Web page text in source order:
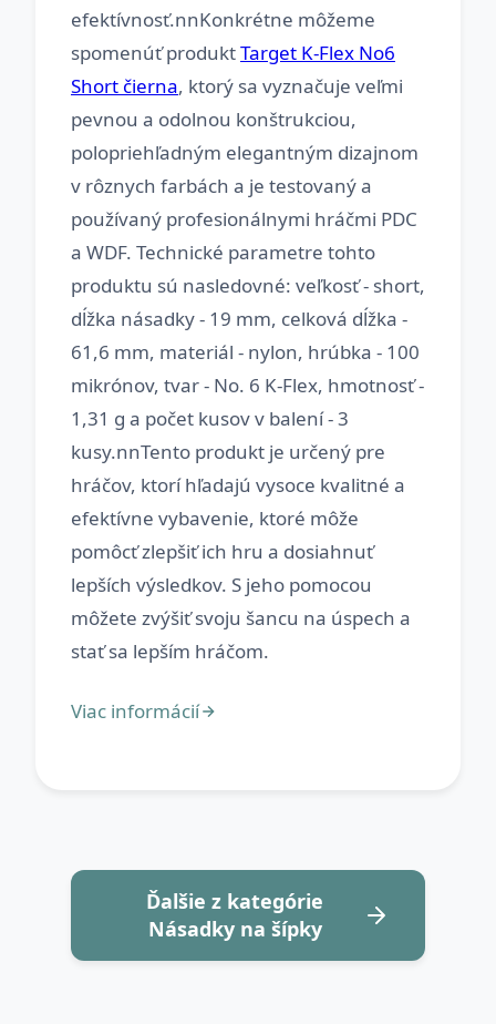
efektívnosť.nnKonkrétne môžeme
spomenúť produktTarget K-Flex No6
Short čierna, ktorý sa vyznačuje veľmi
pevnou a odolnou konštrukciou,
polopriehľadným elegantným dizajnom
v rôznych farbách a je testovaný a
používaný profesionálnymi hráčmi PDC
a WDF. Technické parametre tohto
produktu sú nasledovné: veľkosť - short,
dĺžka násadky - 19 mm, celková dĺžka -
61,6 mm, materiál - nylon, hrúbka - 100
mikrónov, tvar - No. 6 K-Flex, hmotnosť -
1,31 g a počet kusov v balení - 3
kusy.nnTento produkt je určený pre
hráčov, ktorí hľadajú vysoce kvalitné a
efektívne vybavenie, ktoré môže
pomôcť zlepšiť ich hru a dosiahnuť
lepších výsledkov. S jeho pomocou
môžete zvýšiť svoju šancu na úspech a
Ďalšie z kategórie
Násadky na šípky